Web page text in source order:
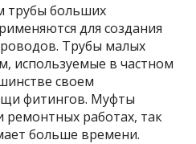
трубы больших
для создания
Трубы малых
используемые в частном
своем
фитингов. Муфты
работах, так
больше времени.